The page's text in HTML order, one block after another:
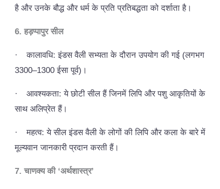
है और उनके बौद्ध और धर्म के प्रति प्रतिबद्धता को दर्शाता है।
6. हड़प्पापुर सील
·
कालावधि: इंडस वैली सभ्यता के दौरान उपयोग की गई (लगभग
3300–1300 ईसा पूर्व)।
·
आवश्यकता: ये छोटी सील हैं जिनमें लिपि और पशु आकृतियों के
साथ अलिप्रेत हैं।
·
महत्व: ये सील इंडस वैली के लोगों की लिपि और कला के बारे में
मूल्यवान जानकारी प्रदान करती हैं।
7. चाणक्य की ‘अर्थशास्त्र’